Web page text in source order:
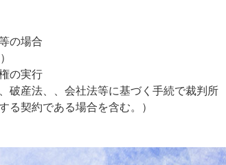
の場合
の実行
破産法、、会社法等に基づく手続で裁判所
る契約である場合を含む。）